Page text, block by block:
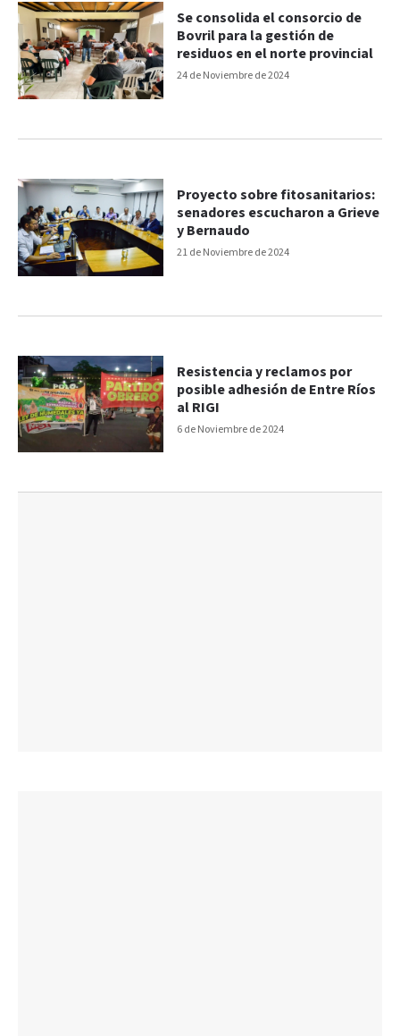
24 de Noviembre de 2024
Se consolida el consorcio de
Bovril para la gestión de
residuos en el norte provincial
21 de Noviembre de 2024
Proyecto sobre fitosanitarios:
senadores escucharon a Grieve
y Bernaudo
6 de Noviembre de 2024
Resistencia y reclamos por
posible adhesión de Entre Ríos
al RIGI